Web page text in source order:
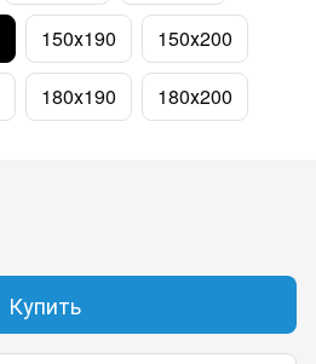
150х190 150х200
180х190 180х200
Купить